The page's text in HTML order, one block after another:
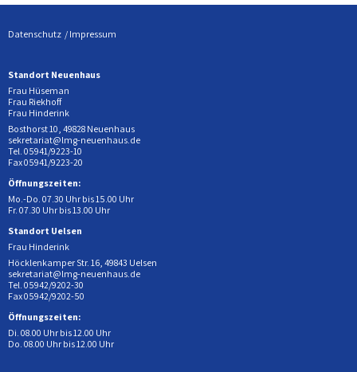
Datenschutz Impressum
Standort Neuenhaus
Frau Hüseman
Frau Riekhoff
Frau Hinderink
Bosthorst 10, 49828 Neuenhaus
sekretariat@lmg-neuenhaus.de
Tel. 05941/9223-10
Fax 05941/9223-20
Öffnungszeiten:
Mo.-Do. 07.30 Uhr bis 15.00 Uhr
Fr. 07.30 Uhr bis 13.00 Uhr
Standort Uelsen
Frau Hinderink
Höcklenkamper Str. 16, 49843 Uelsen
sekretariat@lmg-neuenhaus.de
Tel. 05942/9202-30
Fax 05942/9202-50
Öffnungszeiten:
Di. 08.00 Uhr bis 12.00 Uhr
Do. 08.00 Uhr bis 12.00 Uhr